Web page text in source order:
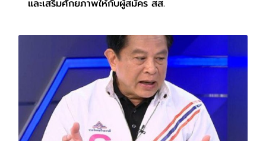
และเสริมศักยภาพให้กับผู้สมัคร สส.